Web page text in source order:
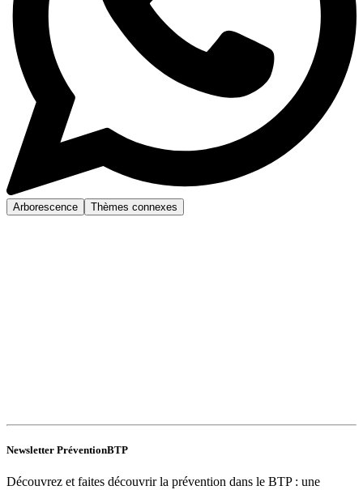
Arborescence Thèmes connexes
Newsletter PréventionBTP
Découvrez et faites découvrir la prévention dans le BTP : une